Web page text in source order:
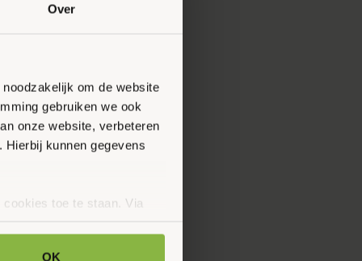
Over
om de website
gebruiken we ook
onze website, verbeteren
kunnen gegevens
cookies toe te staan. Via
OK